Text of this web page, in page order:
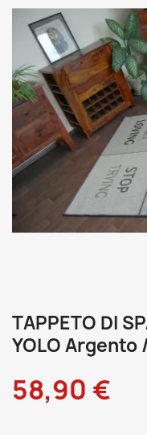
TAPPETO DI
YOLO Argento
58,90 €